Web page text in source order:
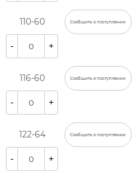
110-60 Сообщить о поступлении
- +
116-60 Сообщить о поступлении
- +
122-64 Сообщить о поступлении
- +